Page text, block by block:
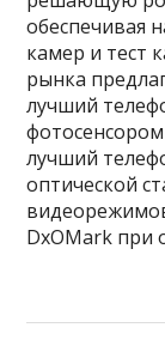
обеспечивая
камер и тест
рынка
лучший
лучший
оптической
DxOMark при